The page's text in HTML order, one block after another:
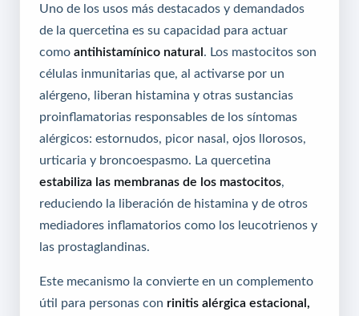
Uno de los usos más destacados y demandados
de la quercetina es su capacidad para actuar
como antihistamínico natural . Los mastocitos son
células inmunitarias que, al activarse por un
alérgeno, liberan histamina y otras sustancias
proinflamatorias responsables de los síntomas
alérgicos: estornudos, picor nasal, ojos llorosos,
urticaria y broncoespasmo. La quercetina
estabiliza las membranas de los mastocitos
reduciendo la liberación de histamina y de otros
mediadores inflamatorios como los leucotrienos y
las prostaglandinas.
Este mecanismo la convierte en un complemento
útil para personas con rinitis alérgica estacional,